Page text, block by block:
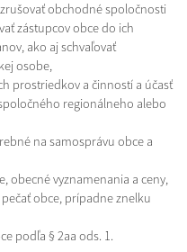
obchodné spoločnosti
zástupcov obce do ich
ako aj schvaľovať
osobe,
prostriedkov a činností a účasť
regionálneho alebo
na samosprávu obce a
obecné vyznamenania a ceny,
obce, prípadne znelku
podľa § 2aa ods. 1.